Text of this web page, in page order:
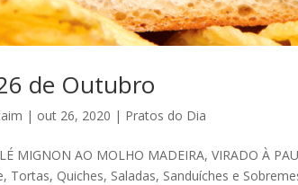
de Outubro
| out 26, 2020 | Pratos do Dia
MIGNON AO MOLHO MADEIRA, VIRADO À
Tortas, Quiches, Saladas, Sanduíches e